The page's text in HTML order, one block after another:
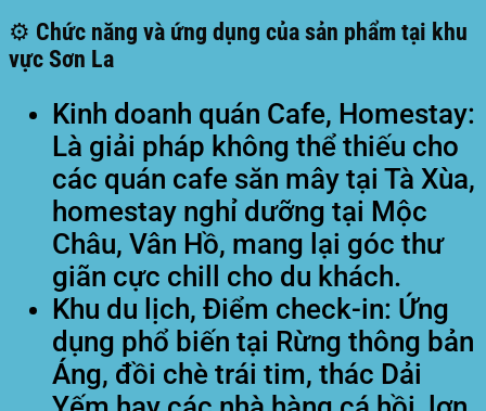
⚙️ Chức năng và ứng dụng của sản phẩm tại khu
vực Sơn La
Kinh doanh quán Cafe, Homestay:
Là giải pháp không thể thiếu cho
các quán cafe săn mây tại Tà Xùa,
homestay nghỉ dưỡng tại Mộc
Châu, Vân Hồ, mang lại góc thư
giãn cực chill cho du khách.
Khu du lịch, Điểm check-in: Ứng
dụng phổ biến tại Rừng thông bản
Áng, đồi chè trái tim, thác Dải